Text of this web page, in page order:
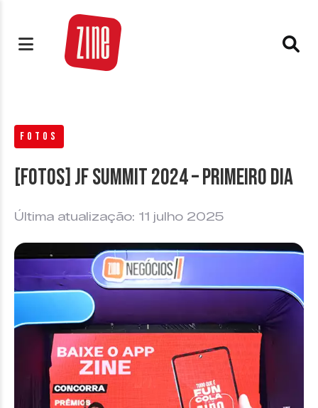
FOTOS
[FOTOS] JF Summit 2024 – Primeiro Dia
Última atualização: 11 julho 2025